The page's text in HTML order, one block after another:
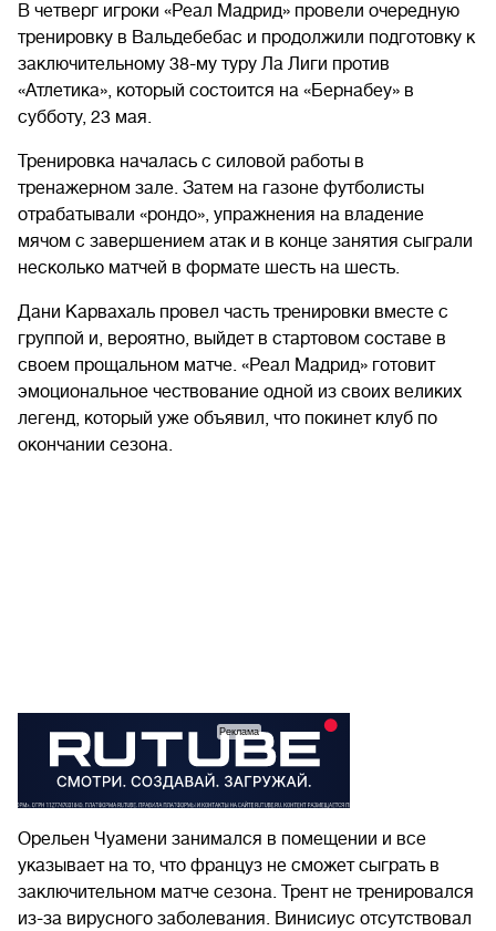
В четверг игроки «Реал Мадрид» провели очередную
тренировку в Вальдебебас и продолжили подготовку к
заключительному 38-му туру Ла Лиги против
«Атлетика», который состоится на «Бернабеу» в
субботу, 23 мая.
Тренировка началась с силовой работы в
тренажерном зале. Затем на газоне футболисты
отрабатывали «рондо», упражнения на владение
мячом с завершением атак и в конце занятия сыграли
несколько матчей в формате шесть на шесть.
Дани Карвахаль провел часть тренировки вместе с
группой и, вероятно, выйдет в стартовом составе в
своем прощальном матче. «Реал Мадрид» готовит
эмоциональное чествование одной из своих великих
легенд, который уже объявил, что покинет клуб по
окончании сезона.
Орельен Чуамени занимался в помещении и все
указывает на то, что француз не сможет сыграть в
заключительном матче сезона. Трент не тренировался
из-за вирусного заболевания. Винисиус отсутствовал